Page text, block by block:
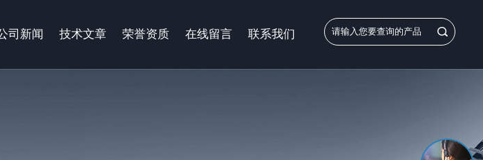
司新闻 技术文章 荣誉资质 在线留言 联系我们